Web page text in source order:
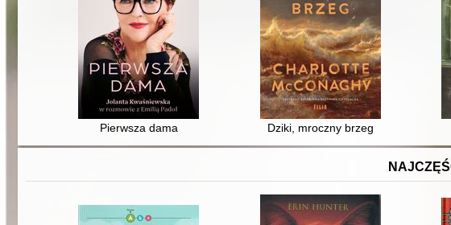
Pierwsza dama Dziki, mroczny brzeg